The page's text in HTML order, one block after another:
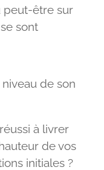
peut-être sur
sont
niveau de son
à livrer
de vos
initiales ?